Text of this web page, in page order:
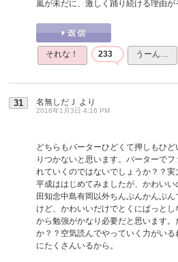
嵐が未だに、激しく踊り続ける理由が
それな！ 233 うーん…
31 名無しだＪ より
2016年1月3日 4:16 PM
どちらもバーターひどくて押しもひ
りつかないと思います。バーターで
れていくのではないでしょうか？？実
平成ははじめてみましたが、かわい
田知念中島有岡以外ちんぷんかんぷ
けど、かわいいだけでとくにぱっと
から勉強がかなり必要だと思います
か？？空気読んでやっていく力がい
にたくさんいるから。